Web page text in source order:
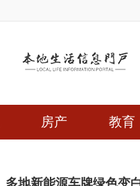
房产 教育
多地新能源车牌绿色变